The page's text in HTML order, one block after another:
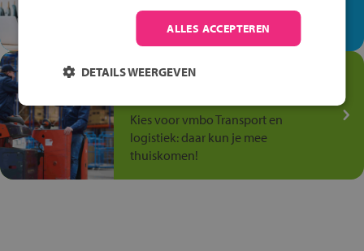
op de winkelvloer, waar elke dag
anders is!
Jouw talent in de
Kies voor vmbo Transport en
logistiek: daar kun je mee
thuiskomen!
ALLES ACCEPTEREN
DETAILS WEERGEVEN